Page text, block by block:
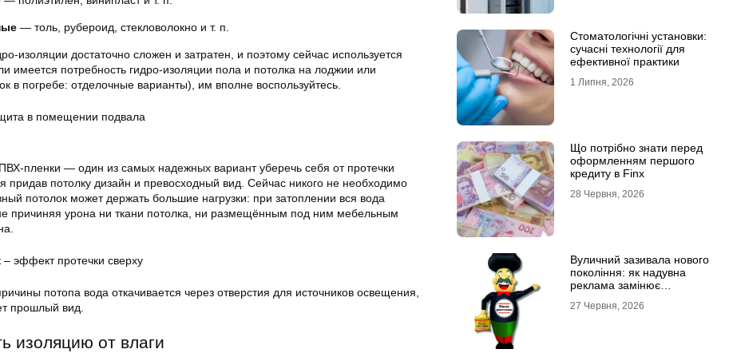
— толь, рубероид, стекловолокно и т. п.
изоляции достаточно сложен и затратен, и поэтому сейчас используется
имеется потребность гидро-изоляции пола и потолка на лоджии или
в погребе: отделочные варианты), им вполне воспользуйтесь.
в помещении подвала
пленки — один из самых надежных вариант уберечь себя от протечки
придав потолку дизайн и превосходный вид. Сейчас никого не необходимо
потолок может держать большие нагрузки: при затоплении вся вода
причиняя урона ни ткани потолка, ни размещённым под ним мебельным
эффект протечки сверху
потопа вода откачивается через отверстия для источников освещения,
прошлый вид.
изоляцию от влаги
Стоматологічні установки:
сучасні технології для
ефективної практики
1 Липня, 2026
Що потрібно знати перед
оформленням першого
кредиту в Finx
28 Червня, 2026
Вуличний зазивала нового
покоління: як надувна
реклама замінює
витрати
27 Червня, 2026